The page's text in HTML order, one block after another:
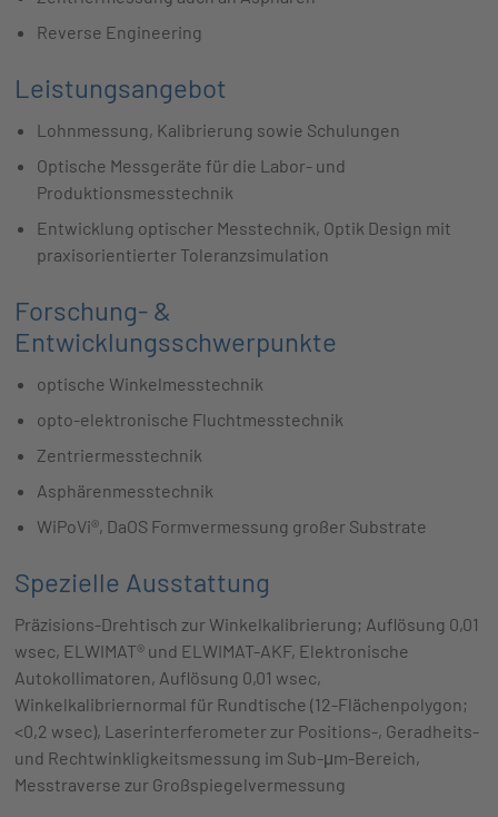
Reverse Engineering
Leistungsangebot
Lohnmessung, Kalibrierung sowie Schulungen
Optische Messgeräte für die Labor- und
Produktionsmesstechnik
Entwicklung optischer Messtechnik, Optik Design mit
praxisorientierter Toleranzsimulation
Forschung- &
Entwicklungsschwerpunkte
optische Winkelmesstechnik
opto-elektronische Fluchtmesstechnik
Zentriermesstechnik
Asphärenmesstechnik
WiPoVi®, DaOS Formvermessung großer Substrate
Spezielle Ausstattung
Präzisions-Drehtisch zur Winkelkalibrierung; Auflösung 0,01
wsec, ELWIMAT® und ELWIMAT-AKF, Elektronische
Autokollimatoren, Auflösung 0,01 wsec,
Winkelkalibriernormal für Rundtische (12-Flächenpolygon;
<0,2 wsec), Laserinterferometer zur Positions-, Geradheits-
und Rechtwinkligkeitsmessung im Sub-μm-Bereich,
Messtraverse zur Großspiegelvermessung